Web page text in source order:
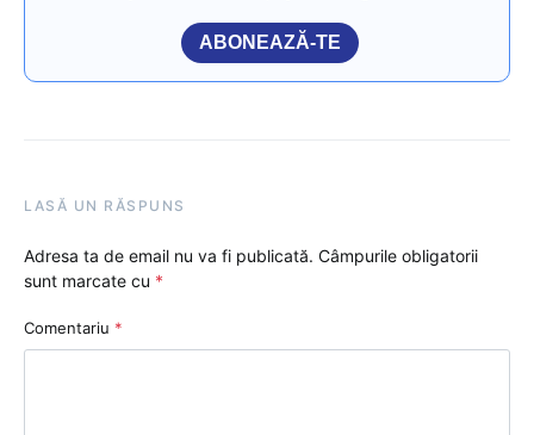
ABONEAZĂ-TE
LASĂ UN RĂSPUNS
Adresa ta de email nu va fi publicată. Câmpurile obligatorii
sunt marcate cu *
Comentariu *